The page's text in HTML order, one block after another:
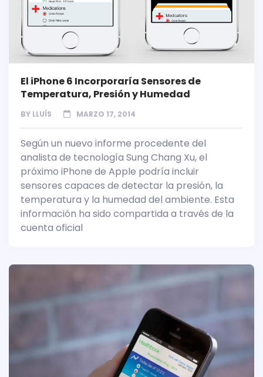
El iPhone 6 Incorporaría Sensores de
Temperatura, Presión y Humedad
BY LLUÍS MARZO 17, 2014
Según un nuevo informe procedente del
analista de tecnología Sung Chang Xu, el
próximo iPhone de Apple podría incluir
sensores capaces de detectar la presión, la
temperatura y la humedad del ambiente. Esta
información ha sido compartida a través de la
cuenta oficial